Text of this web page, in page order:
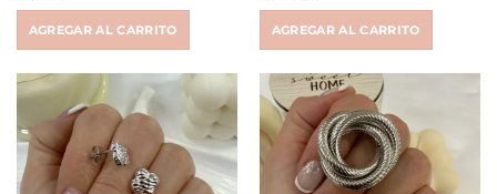
AGREGAR AL CARRITO AGREGAR AL CARRITO